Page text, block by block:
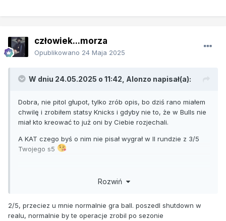
mistrzzach z ostatnich 7 lat, ktorzy w tym czzasie nigdy nie
rpzeszli dalej niz 2 runda.
topowa obronca, gdzie liderzy magic beda po prostu przez
camara, mcbride, brown, pritchard), towns (horford,
mobley)
prostu magic beda coraz slabsi kondycyjnie, do tego
gordon i mitchell rozsypani, dlatego nyk to wyciągają
człowiek...morza
Opublikowano 24 Maja 2025
W dniu 24.05.2025 o 11:42, Alonzo napisał(a):
Dobra, nie pitol głupot, tylko zrób opis, bo dziś rano miałem
chwilę i zrobiłem statsy Knicks i gdyby nie to, że w Bulls nie
miał kto kreować to już oni by Ciebie rozjechali.
A KAT czego byś o nim nie pisał wygrał w II rundzie z 3/5
Twojego s5
Rozwiń
2/5, przeciez u mnie normalnie gra ball. poszedl shutdown w
realu, normalnie by te operacje zrobil po sezonie